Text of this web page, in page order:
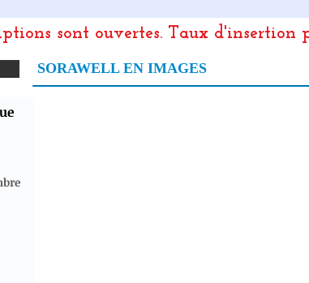
sont ouvertes. Taux d'insertion
SORAWELL EN IMAGES